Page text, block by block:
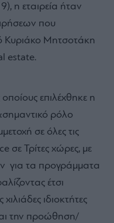
η εταιρεία ήταν
που
Κυριάκο Μητσοτάκη
estate.
επιλέχθηκε η
ρόλο
σε όλες τις
σε Τρίτες χώρες, με
για τα προγράμματα
έτσι
ιδιοκτήτες
την προώθηση/